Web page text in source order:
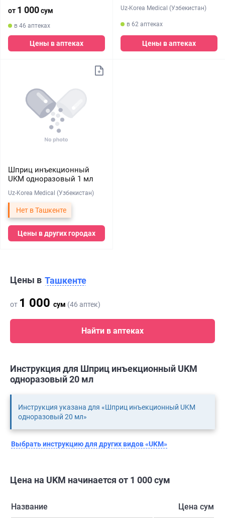
от 1 000сум
в 46 аптеках
Цены в аптеках
Uz-Korea Medical (Узбекистан)
в 62 аптеках
Цены в аптеках
Шприц инъекционный
UKM одноразовый 1 мл
Uz-Korea Medical (Узбекистан)
Нет в Ташкенте
Цены в других городах
Цены в Ташкенте
от 1 000 сум (46 аптек)
Найти в аптеках
Инструкция для Шприц инъекционный UKM
одноразовый 20 мл
Инструкция указана для «Шприц инъекционный UKM
одноразовый 20 мл»
Выбрать инструкцию для других видов «UKM»
Цена на UKM начинается от 1 000 сум
Название Цена сум